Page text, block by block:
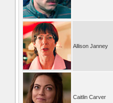
Allison Janney
Caitlin Carver